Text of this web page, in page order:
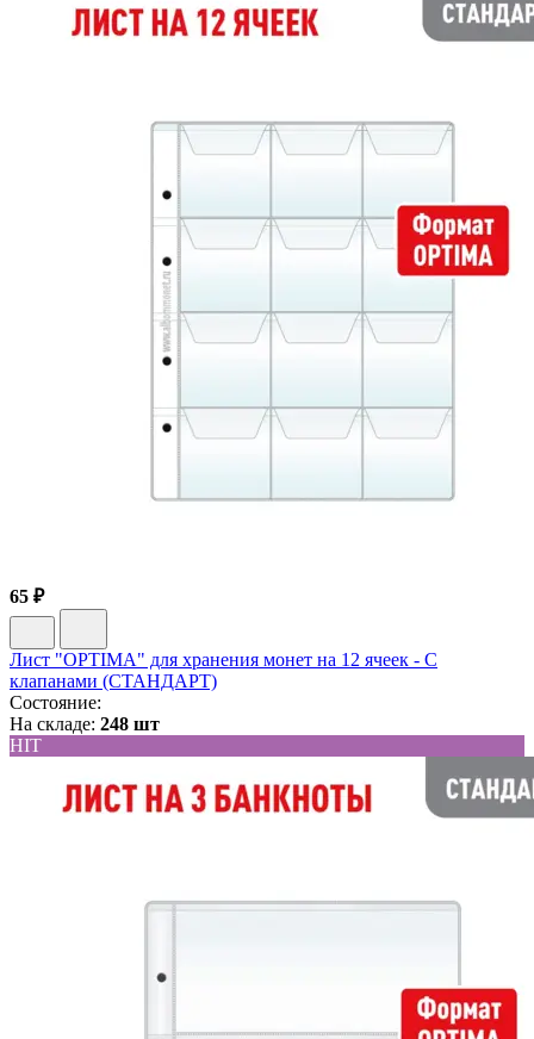
65 ₽
Лист "OPTIMA" для хранения монет на 12 ячеек - С
клапанами (СТАНДАРТ)
Состояние:
На складе: 248 шт
HIT